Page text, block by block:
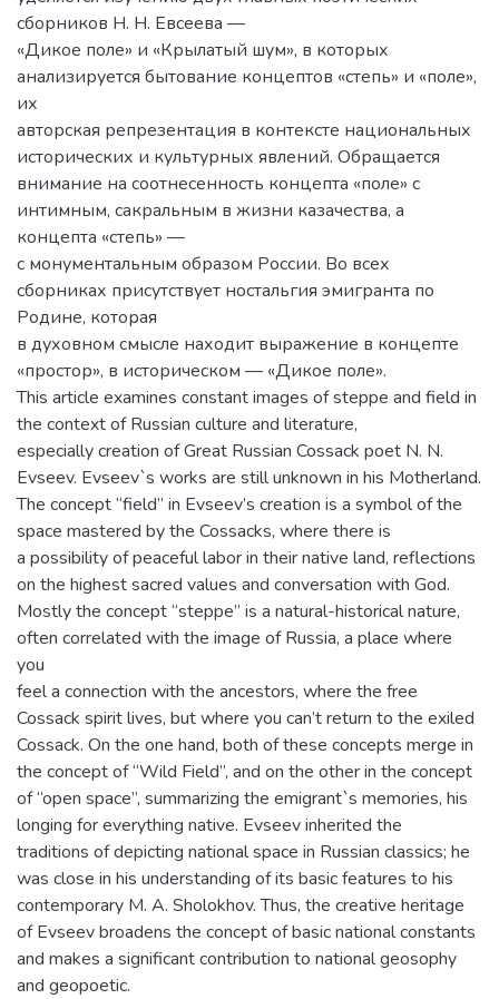
сборников Н. Н. Евсеева —
«Дикое поле» и «Крылатый шум», в которых
анализируется бытование концептов «степь» и «поле»,
их
авторская репрезентация в контексте национальных
исторических и культурных явлений. Обращается
внимание на соотнесенность концепта «поле» с
интимным, сакральным в жизни казачества, а
концепта «степь» —
с монументальным образом России. Во всех
сборниках присутствует ностальгия эмигранта по
Родине, которая
в духовном смысле находит выражение в концепте
«простор», в историческом — «Дикое поле».
This article examines constant images of steppe and field in
the context of Russian culture and literature,
especially creation of Great Russian Cossack poet N. N.
Evseev. Evseev`s works are still unknown in his Motherland.
The concept “field” in Evseev’s creation is a symbol of the
space mastered by the Cossacks, where there is
a possibility of peaceful labor in their native land, reflections
on the highest sacred values and conversation with God.
Mostly the concept “steppe” is a natural-historical nature,
often correlated with the image of Russia, a place where
you
feel a connection with the ancestors, where the free
Cossack spirit lives, but where you can’t return to the exiled
Cossack. On the one hand, both of these concepts merge in
the concept of “Wild Field”, and on the other in the concept
of “open space”, summarizing the emigrant`s memories, his
longing for everything native. Evseev inherited the
traditions of depicting national space in Russian classics; he
was close in his understanding of its basic features to his
contemporary M. A. Sholokhov. Thus, the creative heritage
of Evseev broadens the concept of basic national constants
and makes a significant contribution to national geosophy
and geopoetic.